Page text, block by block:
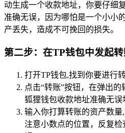
动生成一个收款地址，你要仔细
准确无误，因为哪怕是一个小小
产丢失，造成不可挽回的损失。
第二步：在TP钱包中发起
打开TP钱包,找到你要进行
点击“转账”按钮，在弹出
狐狸钱包收款地址准确无误
输入你打算转账的资产数
注意小数点的位置，反复